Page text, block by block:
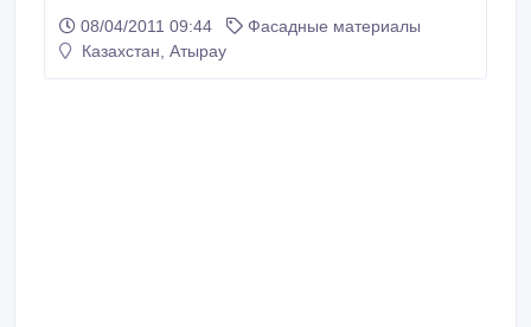
701 640 90 37 Тулеп.
08/04/2011 09:44
Фасадные материалы
Казахстан, Атырау